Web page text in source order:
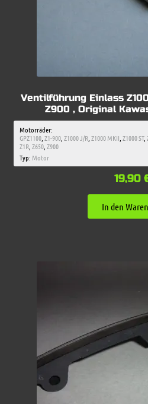
Ventilführung Einlass
Z900 , Original
Motorräder:
GPZ1100,Z1-900,Z1000 J/R,Z1000 MKII,Z1000 ST,
Z1R,Z650,Z900
Typ: Motor
19,90
In den